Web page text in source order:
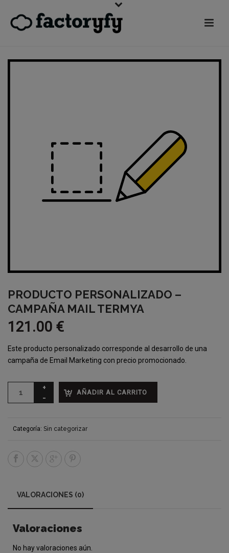
PRODUCTO PERSONALIZADO –
CAMPAÑA MAIL TERMYA
121.00 €
Este producto personalizado corresponde al desarrollo de una
campaña de Email Marketing con precio promocionado.
AÑADIR AL CARRITO
Categoría: Sin categorizar
VALORACIONES (0)
Valoraciones
No hay valoraciones aún.